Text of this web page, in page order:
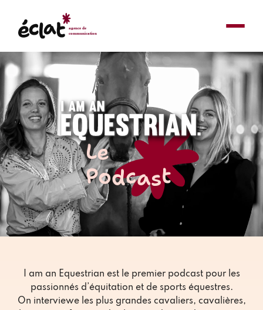
Le
Podcast
I am an Equestrian est le premier podcast pour les
passionnés d’équitation et de sports équestres.
On interviewe les plus grandes cavaliers, cavalières,